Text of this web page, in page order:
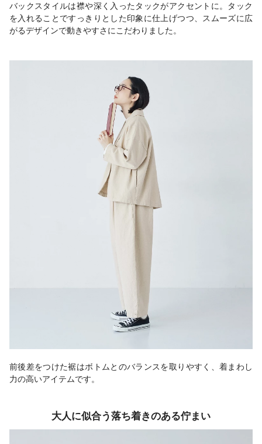
バックスタイルは襟や深く入ったタックがアクセントに。タック
を入れることですっきりとした印象に仕上げつつ、スムーズに広
がるデザインで動きやすさにこだわりました。
前後差をつけた裾はボトムとのバランスを取りやすく、着まわし
力の高いアイテムです。
大人に似合う落ち着きのある佇まい